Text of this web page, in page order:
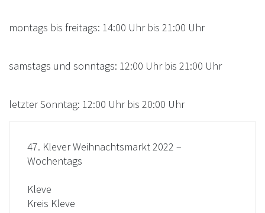
montags bis freitags: 14:00 Uhr bis 21:00 Uhr
samstags und sonntags: 12:00 Uhr bis 21:00 Uhr
letzter Sonntag: 12:00 Uhr bis 20:00 Uhr
47. Klever Weihnachtsmarkt 2022 –
Wochentags
Kleve
Kreis Kleve